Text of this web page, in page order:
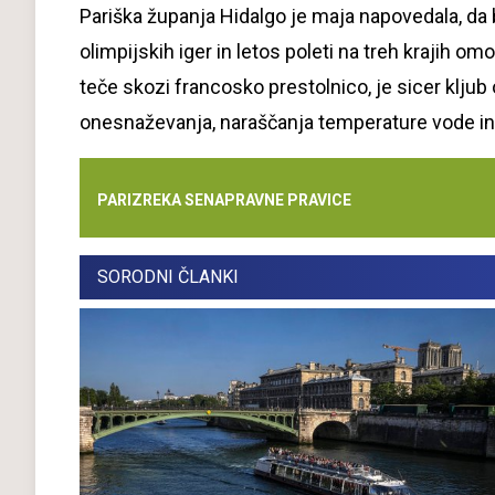
Pariška županja Hidalgo je maja napovedala,
olimpijskih iger in letos poleti na treh krajih
teče skozi francosko prestolnico, je sicer kljub
onesnaževanja, naraščanja temperature vode
PARIZ REKA SENAPRAVNE PRAVICE
SORODNI ČLANKI